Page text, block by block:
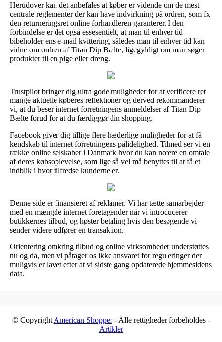
Herudover kan det anbefales at køber er vidende om de mest
centrale reglementer der kan have indvirkning på ordren, som fx
den returneringsret online forhandleren garanterer. I den
forbindelse er det også essesentielt, at man til enhver tid
bibeholder ens e-mail kvittering, således man til enhver tid kan
vidne om ordren af Titan Dip Bælte, ligegyldigt om man søger
produkter til en pige eller dreng.
Trustpilot bringer dig ultra gode muligheder for at verificere ret
mange aktuelle køberes reflektioner og derved rekommanderer
vi, at du beser internet forretningens anmeldelser af Titan Dip
Bælte forud for at du færdiggør din shopping.
Facebook giver dig tillige flere hæderlige muligheder for at få
kendskab til internet forretningens pålidelighed. Tilmed ser vi en
række online selskaber i Danmark hvor du kan notere en omtale
af deres købsoplevelse, som lige så vel må benyttes til at få et
indblik i hvor tilfredse kunderne er.
Denne side er finansieret af reklamer. Vi har tætte samarbejder
med en mængde internet foretagender når vi introducerer
butikkernes tilbud, og høster betaling hvis den besøgende vi
sender videre udfører en transaktion.
Orientering omkring tilbud og online virksomheder understøttes
nu og da, men vi påtager os ikke ansvaret for reguleringer der
muligvis er lavet efter at vi sidste gang opdaterede hjemmesidens
data.
© Copyright American Shopper- Alle rettigheder forbeholdes -
Artikler